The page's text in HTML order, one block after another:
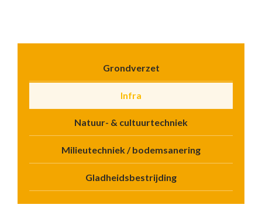
Grondverzet
Infra
Natuur- & cultuurtechniek
Milieutechniek / bodemsanering
Gladheidsbestrijding